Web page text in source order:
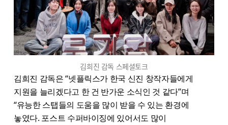
김희진 감독 스페셜토크
김희진 감독은 “넷플릭스가 한국 신진 창작자들에게
지원을 늘리겠다고 한 건 반가운 소식인 것 같다”​며
“유능한 스탭들의 도움을 많이 받을 수 있는 환경에
놓였다. 포스트 수퍼바이징에 있어서도 많이